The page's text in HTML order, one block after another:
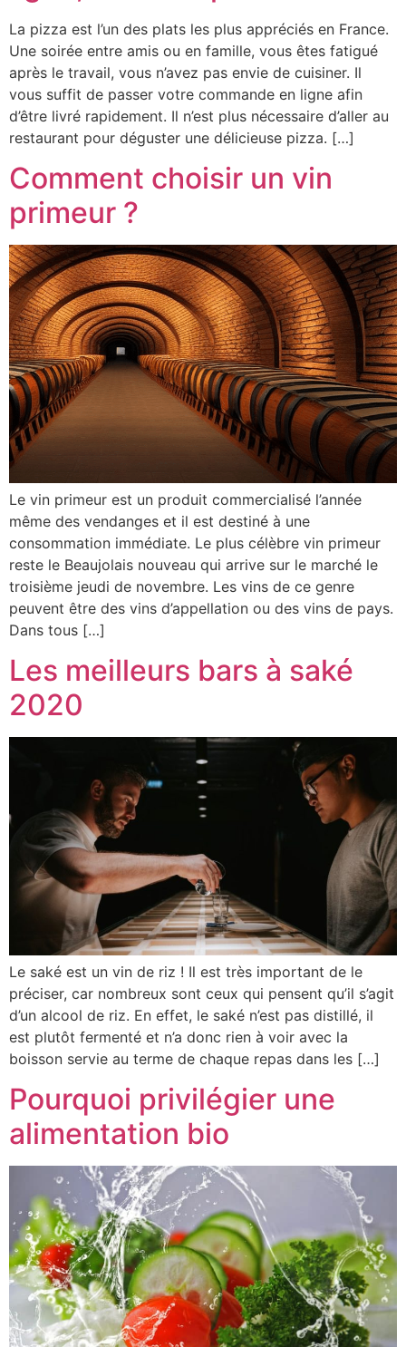
La pizza est l’un des plats les plus appréciés en France.
Une soirée entre amis ou en famille, vous êtes fatigué
après le travail, vous n’avez pas envie de cuisiner. Il
vous suffit de passer votre commande en ligne afin
d’être livré rapidement. Il n’est plus nécessaire d’aller au
restaurant pour déguster une délicieuse pizza. […]
Comment choisir un vin
primeur ?
Le vin primeur est un produit commercialisé l’année
même des vendanges et il est destiné à une
consommation immédiate. Le plus célèbre vin primeur
reste le Beaujolais nouveau qui arrive sur le marché le
troisième jeudi de novembre. Les vins de ce genre
peuvent être des vins d’appellation ou des vins de pays.
Dans tous […]
Les meilleurs bars à saké
2020
Le saké est un vin de riz ! Il est très important de le
préciser, car nombreux sont ceux qui pensent qu’il s’agit
d’un alcool de riz. En effet, le saké n’est pas distillé, il
est plutôt fermenté et n’a donc rien à voir avec la
boisson servie au terme de chaque repas dans les […]
Pourquoi privilégier une
alimentation bio